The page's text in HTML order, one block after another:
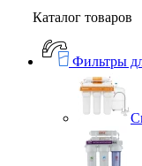
Каталог товаров
Фильтры